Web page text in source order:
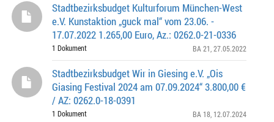
Stadtbezirksbudget Kulturforum München-West
e.V. Kunstaktion „guck mal“ vom 23.06. -
17.07.2022 1.265,00 Euro, Az.: 0262.0-21-0336
1 Dokument BA 21 , 27.05.2022
Stadtbezirksbudget Wir in Giesing e.V. „Ois
Giasing Festival 2024 am 07.09.2024“ 3.800,00 €
/ AZ: 0262.0-18-0391
1 Dokument BA 18 , 12.07.2024